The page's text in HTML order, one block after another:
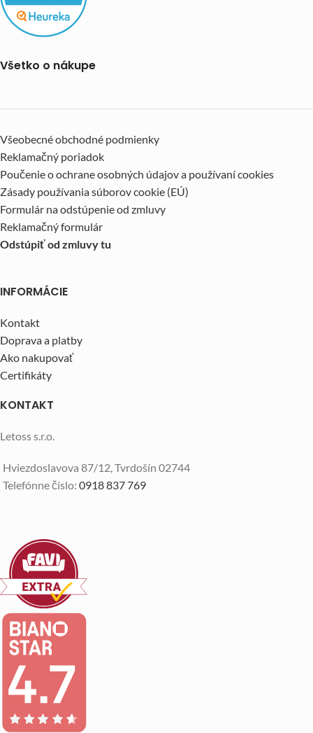
Všetko o nákupe
Všeobecné obchodné podmienky
Reklamačný poriadok
Poučenie o ochrane osobných údajov a používaní cookies
Zásady používania súborov cookie (EÚ)
Formulár na odstúpenie od zmluvy
Reklamačný formulár
Odstúpiť od zmluvy tu
INFORMÁCIE
Kontakt
Doprava a platby
Ako nakupovať
Certifikáty
KONTAKT
Letoss s.r.o.
Hviezdoslavova 87/12, Tvrdošín 02744
Telefónne číslo: 0918 837 769